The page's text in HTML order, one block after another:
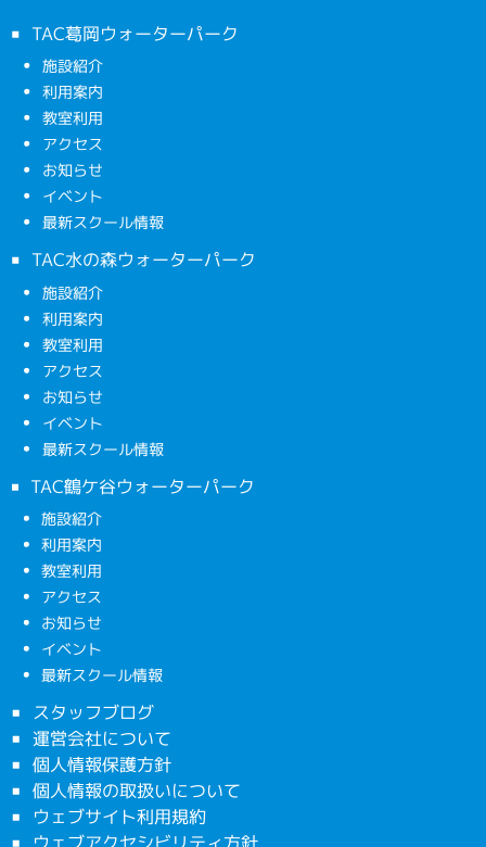
TAC葛岡ウォーターパーク
施設紹介
利用案内
教室利用
アクセス
お知らせ
イベント
最新スクール情報
TAC水の森ウォーターパーク
施設紹介
利用案内
教室利用
アクセス
お知らせ
イベント
最新スクール情報
TAC鶴ケ谷ウォーターパーク
施設紹介
利用案内
教室利用
アクセス
お知らせ
イベント
最新スクール情報
スタッフブログ
運営会社について
個人情報保護方針
個人情報の取扱いについて
ウェブサイト利用規約